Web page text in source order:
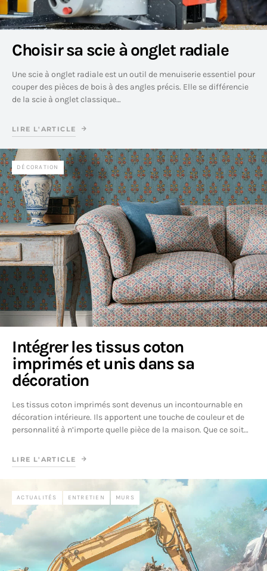
Choisir sa scie à onglet radiale
Une scie à onglet radiale est un outil de menuiserie essentiel pour
couper des pièces de bois à des angles précis. Elle se différencie
de la scie à onglet classique…
LIRE L'ARTICLE
DÉCORATION
Intégrer les tissus coton
imprimés et unis dans sa
décoration
Les tissus coton imprimés sont devenus un incontournable en
décoration intérieure. Ils apportent une touche de couleur et de
personnalité à n’importe quelle pièce de la maison. Que ce soit…
LIRE L'ARTICLE
ACTUALITÉS ENTRETIEN MURS